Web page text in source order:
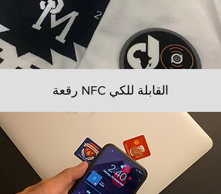
رقعة NFC القابلة للكي